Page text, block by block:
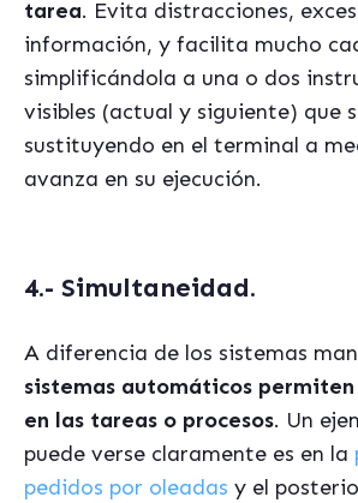
tarea. Evita distracciones,
información, y facilita mucho
simplificándola a una o dos
visibles (actual y siguiente) que
sustituyendo en el terminal a
avanza en su ejecución.
4.- Simultaneidad.
A diferencia de los sistemas
sistemas automáticos
en las tareas o procesos. Un
puede verse claramente es en la
pedidos por oleadas y el